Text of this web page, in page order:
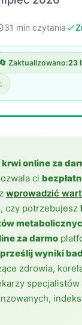
31 min czytania
🔄 Zaktualizowano:23
online za
ci
wprowadzić
czy potrzebujesz
za darmo
prześlij wyniki
zdrowia,